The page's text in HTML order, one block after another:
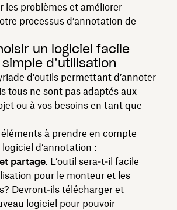
les problèmes et améliorer
processus d’annotation de
un logiciel facile
d’utilisation
d’outils permettant d’annoter
tous ne sont pas adaptés aux
ou à vos besoins en tant que
à prendre en compte
d’annotation :
partage. L’outil sera‑t‑il facile
pour le monteur et les
Devront‑ils télécharger et
logiciel pour pouvoir